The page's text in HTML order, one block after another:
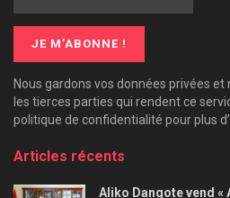
Nous gardons vos données privées et
les tierces parties qui rendent ce
politique de confidentialité pour plus
Articles récents
Aliko Dangote vend «